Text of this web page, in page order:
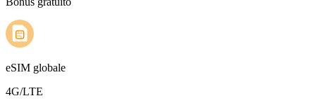
eSIM globale
4G/LTE